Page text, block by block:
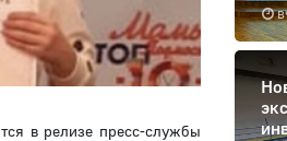
в релизе пресс-службы